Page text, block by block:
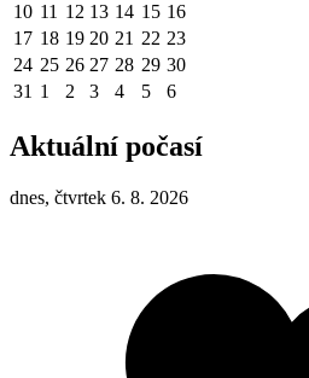
10 11 12 13 14 15 16
17 18 19 20 21 22 23
24 25 26 27 28 29 30
31 1 2 3 4 5 6
Aktuální počasí
dnes, čtvrtek 6. 8. 2026